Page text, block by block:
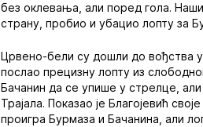
без оклевања, али поред гола.
страну, пробио и убацио лопту за
Црвено-бели су дошли до вођства у
послао прецизну лопту из
Бачанин да се упише у стрелце,
Трајала. Показао је Благојевић
проигра Бурмаза и Бачанина, али